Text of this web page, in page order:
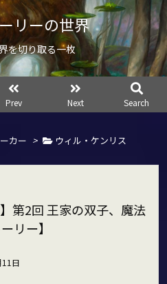
リーの世界
を切り取る一枚
Prev Next Search
カー > ウィル・ケンリス
第2回 王家の双子、魔法
リー】
日